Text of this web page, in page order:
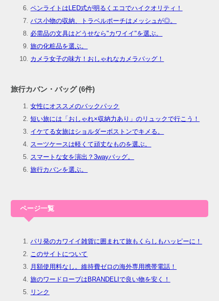
ペンライトはLED式が明るくエコでハイクオリティ！
バス小物の収納、トラベルポーチはメッシュが◎。
必需品の文具はどうせなら"カワイイ"を選ぶ。
旅の化粧品を選ぶ。
カメラ女子の味方！おしゃれなカメラバッグ！
旅行カバン・バッグ (6件)
女性にオススメのバックパック
短い旅には「おしゃれ×収納力あり」のリュックで行こう！
イケてる女旅はショルダーボストンでキメる。
スーツケースは軽くて頑丈なものを選ぶ。
スマートな女を演出？3wayバッグ。
旅行カバンを選ぶ。
ページ一覧
パリ発のカワイイ雑貨に囲まれて旅もくらしもハッピーに！
このサイトについて
月額使用料なし。維持費ゼロの海外専用携帯電話！
旅のワードローブはBRANDELIで良い物を安く！
リンク